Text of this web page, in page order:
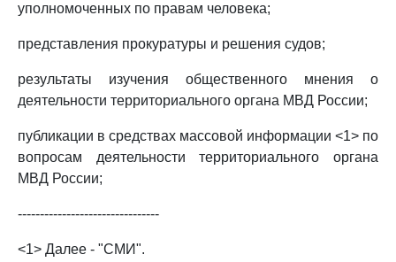
уполномоченных по правам человека;
представления прокуратуры и решения судов;
результаты изучения общественного мнения о
деятельности территориального органа МВД России;
публикации в средствах массовой информации <1> по
вопросам деятельности территориального органа
МВД России;
--------------------------------
<1> Далее - "СМИ".